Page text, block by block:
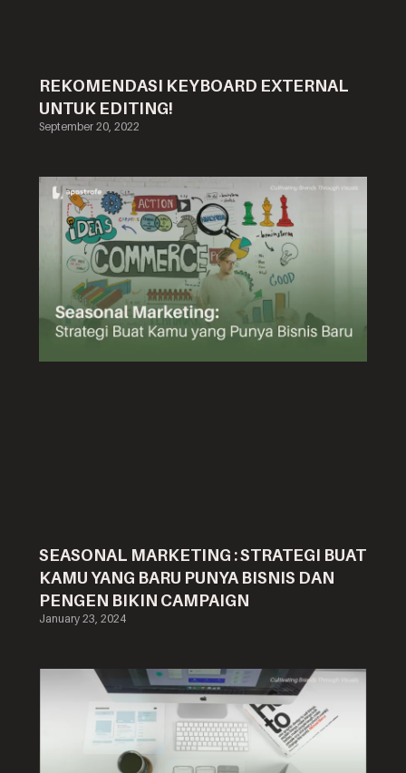
REKOMENDASI KEYBOARD EXTERNAL
UNTUK EDITING!
September 20, 2022
SEASONAL MARKETING : STRATEGI BUAT
KAMU YANG BARU PUNYA BISNIS DAN
PENGEN BIKIN CAMPAIGN
January 23, 2024